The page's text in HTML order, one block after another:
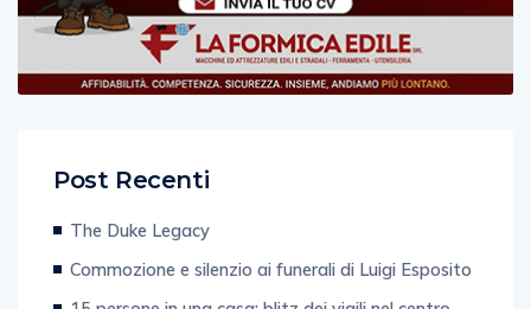
Post Recenti
The Duke Legacy
Commozione e silenzio ai funerali di Luigi Esposito